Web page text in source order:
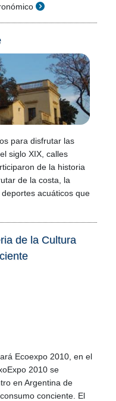
para disfrutar las
siglo XIX, calles
de la historia
de la costa, la
acuáticos que
de la Cultura
Ecoexpo 2010, en el
2010 se
en Argentina de
conciente. El